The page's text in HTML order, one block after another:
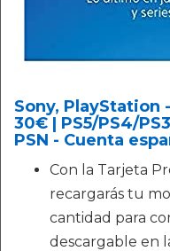
Sony, PlayStation
30€ | PS5/PS4/
PSN - Cuenta
Con la Tarjeta
recargarás tu
cantidad para
descargable en